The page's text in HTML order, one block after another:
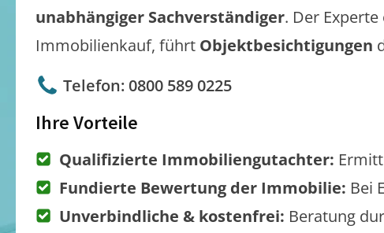
unabhängiger Sachverständiger. Der
Immobilienkauf, führt Objektbesichtigungen
Telefon: 0800 589 0225
Ihre Vorteile
Qualifizierte Immobiliengutachter:
Fundierte Bewertung der Immobilie: Bei
Unverbindliche & kostenfrei: Beratung